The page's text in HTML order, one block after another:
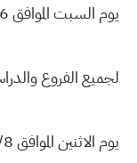
يوم السبت الموافق 2025/9/6:
لجميع الفروع
يوم الاثنين الموافق 2025/9/8: